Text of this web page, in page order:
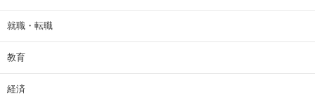
就職・転職
教育
経済